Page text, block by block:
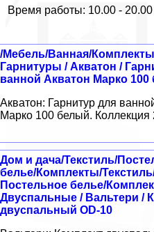
Время работы: 10.00 - 20.00
/Мебель/Ванная/
Гарнитуры / Акватон /
ванной Акватон Марко 100
Акватон: Гарнитур для
Марко 100 белый. Коллекция
Дом и дача/Текстиль/
белье/Комплекты/
Постельное белье/
Двуспальные / Вальтери /
двуспальный OD-10